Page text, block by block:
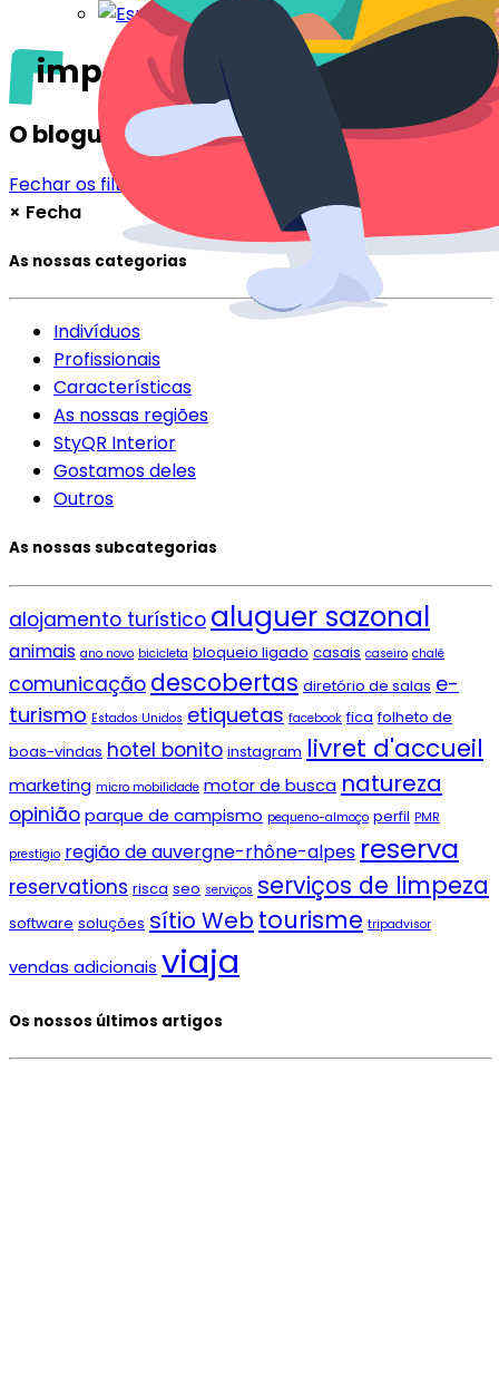
impressora
O blogue
Fechar os filtros
× Fecha
As nossas categorias
Indivíduos
Profissionais
Características
As nossas regiões
StyQR Interior
Gostamos deles
Outros
As nossas subcategorias
alojamento turístico aluguer sazonal
animais ano novo bicicleta bloqueio ligado casais caseiro chalé
comunicação descobertas diretório de salas e-
turismo Estados Unidos etiquetas facebook fica folheto de
boas-vindas hotel bonito instagram livret d'accueil
marketing micro mobilidade motor de busca natureza
opinião parque de campismo pequeno-almoço perfil PMR
prestígio região de auvergne-rhône-alpes reserva
reservations risca seo serviços serviços de limpeza
software soluções sítio Web tourisme tripadvisor
vendas adicionais viaja
Os nossos últimos artigos